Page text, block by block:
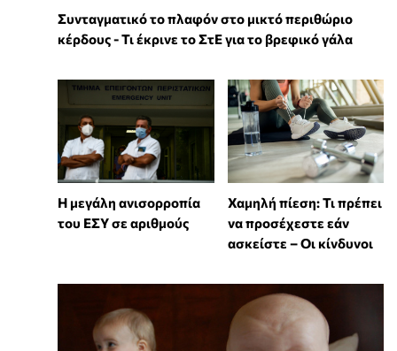
Συνταγματικό το πλαφόν στο μικτό περιθώριο
κέρδους - Τι έκρινε το ΣτΕ για το βρεφικό γάλα
Η μεγάλη ανισορροπία
του ΕΣΥ σε αριθμούς
Χαμηλή πίεση: Τι πρέπει
να προσέχεστε εάν
ασκείστε – Οι κίνδυνοι